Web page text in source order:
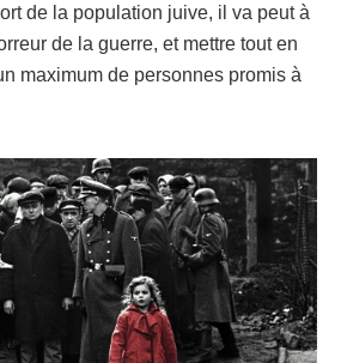
de la population juive, il va peut à
de la guerre, et mettre tout en
maximum de personnes promis à